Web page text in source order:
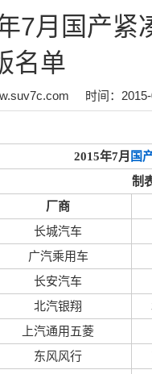
7月国产紧
名单
时间：
2015年7月 国
制
厂商
长城汽车
广汽乘用车
长安汽车
北汽银翔
上汽通用五菱
东风风行